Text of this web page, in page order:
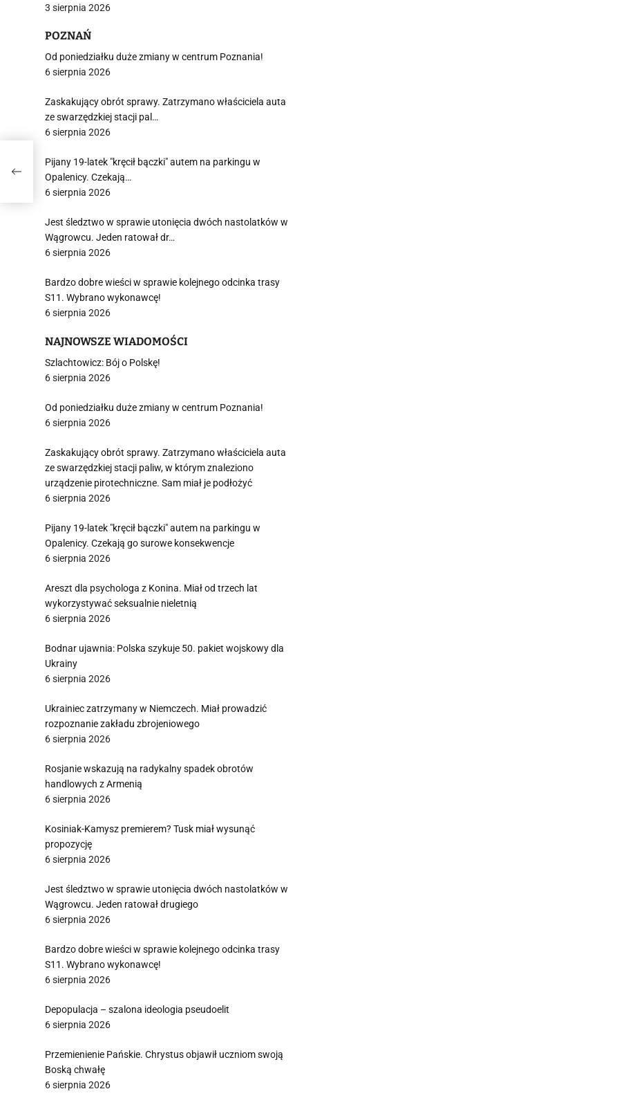
3 sierpnia 2026
POZNAŃ
Od poniedziałku duże zmiany w centrum Poznania!
6 sierpnia 2026
Zaskakujący obrót sprawy. Zatrzymano właściciela auta
ze swarzędzkiej stacji pal…
6 sierpnia 2026
Pijany 19-latek "kręcił bączki" autem na parkingu w
Opalenicy. Czekają…
6 sierpnia 2026
Jest śledztwo w sprawie utonięcia dwóch nastolatków w
Wągrowcu. Jeden ratował dr…
6 sierpnia 2026
Bardzo dobre wieści w sprawie kolejnego odcinka trasy
S11. Wybrano wykonawcę!
6 sierpnia 2026
NAJNOWSZE WIADOMOŚCI
Szlachtowicz: Bój o Polskę!
6 sierpnia 2026
Od poniedziałku duże zmiany w centrum Poznania!
6 sierpnia 2026
Zaskakujący obrót sprawy. Zatrzymano właściciela auta
ze swarzędzkiej stacji paliw, w którym znaleziono
urządzenie pirotechniczne. Sam miał je podłożyć
6 sierpnia 2026
Pijany 19-latek "kręcił bączki" autem na parkingu w
Opalenicy. Czekają go surowe konsekwencje
6 sierpnia 2026
Areszt dla psychologa z Konina. Miał od trzech lat
wykorzystywać seksualnie nieletnią
6 sierpnia 2026
Bodnar ujawnia: Polska szykuje 50. pakiet wojskowy dla
Ukrainy
6 sierpnia 2026
Ukrainiec zatrzymany w Niemczech. Miał prowadzić
rozpoznanie zakładu zbrojeniowego
6 sierpnia 2026
Rosjanie wskazują na radykalny spadek obrotów
handlowych z Armenią
6 sierpnia 2026
Kosiniak-Kamysz premierem? Tusk miał wysunąć
propozycję
6 sierpnia 2026
Jest śledztwo w sprawie utonięcia dwóch nastolatków w
Wągrowcu. Jeden ratował drugiego
6 sierpnia 2026
Bardzo dobre wieści w sprawie kolejnego odcinka trasy
S11. Wybrano wykonawcę!
6 sierpnia 2026
Depopulacja – szalona ideologia pseudoelit
6 sierpnia 2026
Przemienienie Pańskie. Chrystus objawił uczniom swoją
Boską chwałę
6 sierpnia 2026